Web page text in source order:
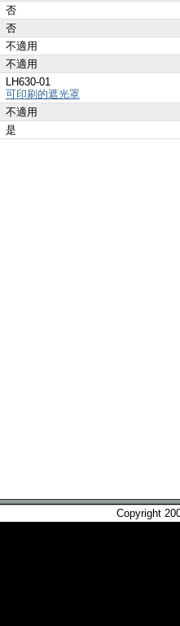
否
否
不適用
不適用
LH630-01
可印刷的遮光罩
不適用
是
Copyright